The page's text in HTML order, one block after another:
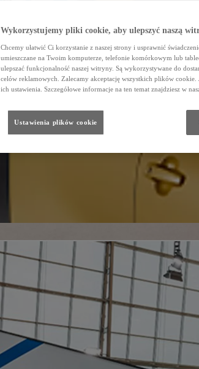
Wykorzystujemy pliki cookie, aby ulepszyć naszą
Chcemy ułatwić Ci korzystanie z naszej strony i usprawnić
umieszczane na Twoim komputerze, telefonie komórkowym lub
ulepszać funkcjonalność naszej witryny. Są wykorzystywane do
celów reklamowych. Zalecamy akceptację wszystkich plików cookie.
ich ustawienia. Szczegółowe informacje na ten temat znajdziesz w
Ustawienia plików cookie